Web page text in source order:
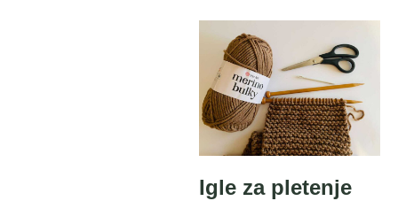
Igle za pletenje